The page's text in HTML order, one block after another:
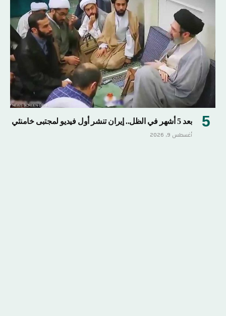
بعد 5 أشهر في الظل.. إيران تنشر أول فيديو لمجتبى خامنئي
أغسطس 9, 2026